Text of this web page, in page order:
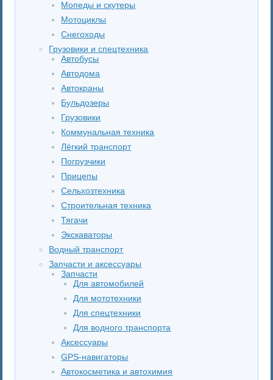
Мопеды и скутеры
Мотоциклы
Снегоходы
Грузовики и спецтехника
Автобусы
Автодома
Автокраны
Бульдозеры
Грузовики
Коммунальная техника
Лёгкий транспорт
Погрузчики
Прицепы
Сельхозтехника
Строительная техника
Тягачи
Экскаваторы
Водный транспорт
Запчасти и аксессуары
Запчасти
Для автомобилей
Для мототехники
Для спецтехники
Для водного транспорта
Аксессуары
GPS-навигаторы
Автокосметика и автохимия